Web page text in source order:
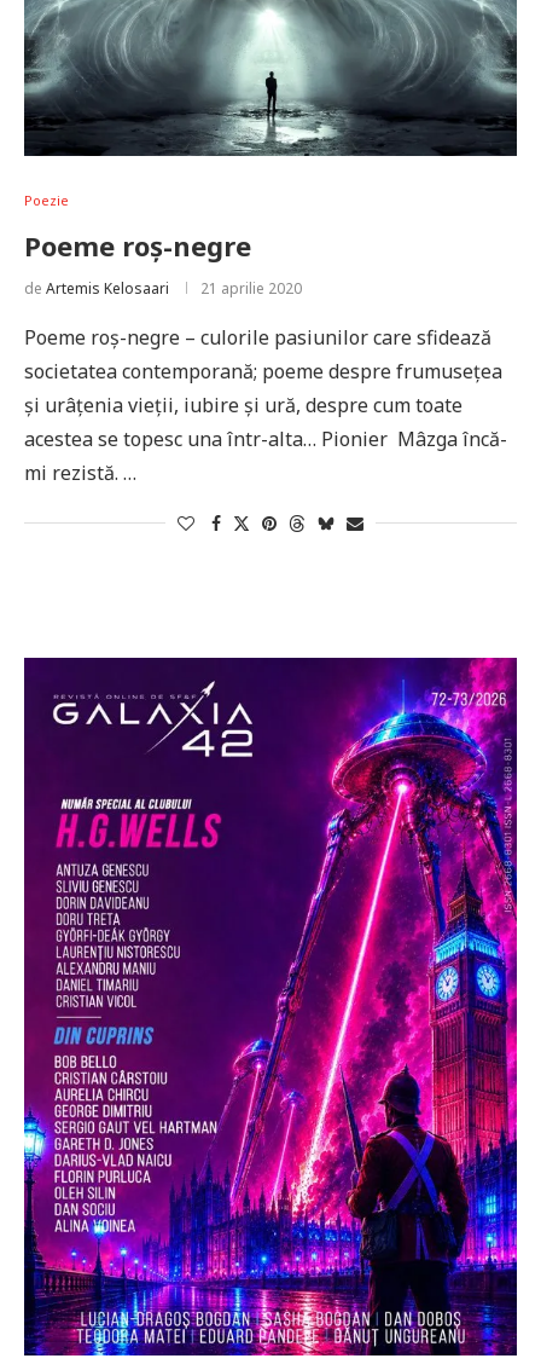
Poezie
Poeme roș-negre
de Artemis Kelosaari 21 aprilie 2020
Poeme roș-negre – culorile pasiunilor care sfidează
societatea contemporană; poeme despre frumusețea
și urâțenia vieții, iubire și ură, despre cum toate
acestea se topesc una într-alta… Pionier Mâzga încă-
mi rezistă. …